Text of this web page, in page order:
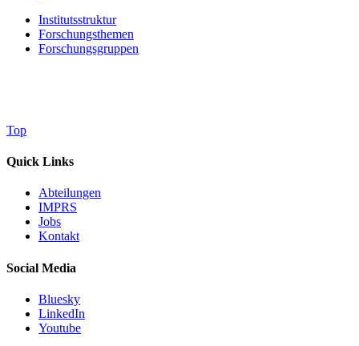
Institutsstruktur
Forschungsthemen
Forschungsgruppen
Top
Quick Links
Abteilungen
IMPRS
Jobs
Kontakt
Social Media
Bluesky
LinkedIn
Youtube